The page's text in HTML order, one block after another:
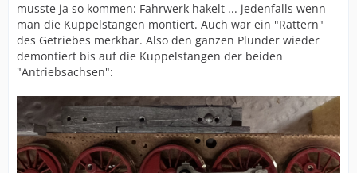
musste ja so kommen: Fahrwerk hakelt ... jedenfalls wenn
man die Kuppelstangen montiert. Auch war ein "Rattern"
des Getriebes merkbar. Also den ganzen Plunder wieder
demontiert bis auf die Kuppelstangen der beiden
"Antriebsachsen":